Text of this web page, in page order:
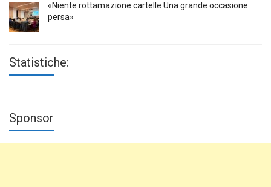
«Niente rottamazione cartelle Una grande occasione
persa»
Statistiche:
Sponsor